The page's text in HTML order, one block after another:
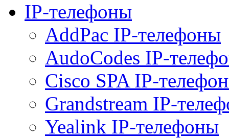
IP-телефоны
AddPac IP-телефоны
AudoCodes IP-
Cisco SPA IP-
Grandstream IP-
Yealink IP-телефоны